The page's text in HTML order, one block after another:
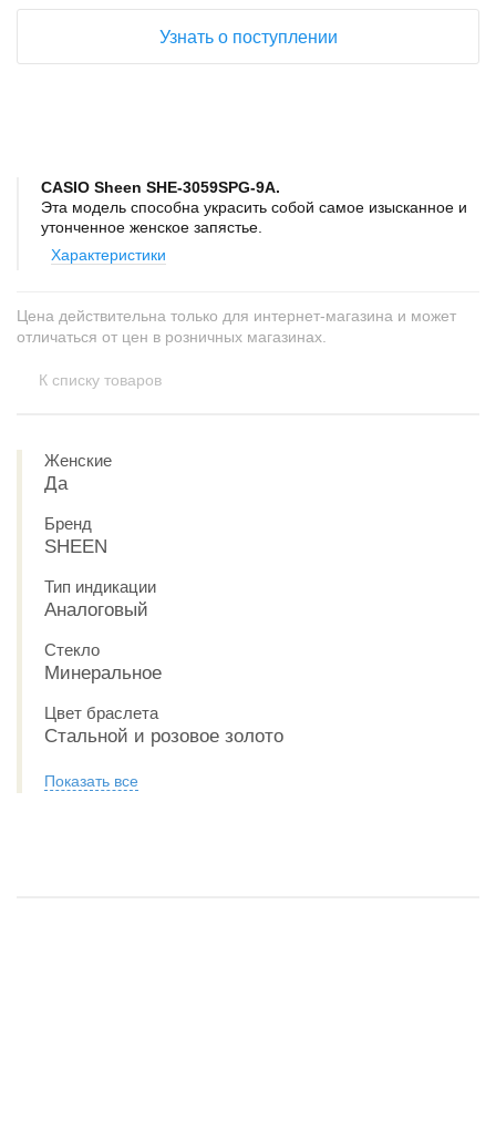
CASIO Sheen SHE-3059SPG-9A.
Эта модель способна украсить собой самое изысканное и
утонченное женское запястье.
Характеристики
Узнать о поступлении
Цена действительна только для интернет-магазина и может
отличаться от цен в розничных магазинах.
К списку товаров
Женские
Да
Бренд
SHEEN
Тип индикации
Аналоговый
Стекло
Минеральное
Цвет браслета
Стальной и розовое золото
Показать все